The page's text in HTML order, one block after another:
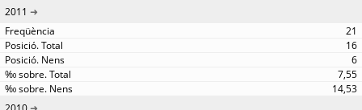
2011
21
16
6
7,55
14,53